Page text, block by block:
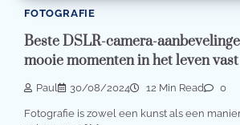
FOTOGRAFIE
Beste DSLR-camera-
mooie momenten in het leven vast
Paul 30/08/2024 12 Min Read 0
Fotografie is zowel een kunst als een